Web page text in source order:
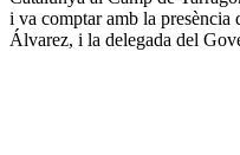
i va comptar amb la presència
Álvarez, i la delegada del